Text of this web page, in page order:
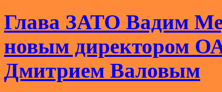
Глава ЗАТО Вадим
новым директором
Дмитрием Валовым